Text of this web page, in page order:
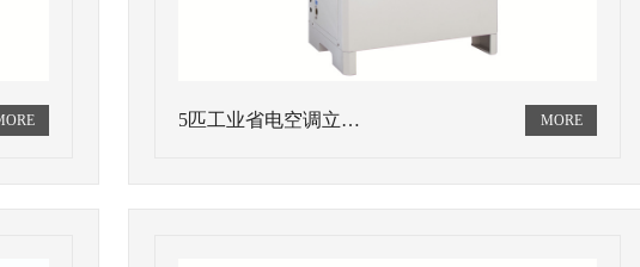
5匹工业省电空调立…